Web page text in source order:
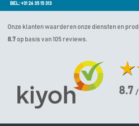
BEL: +31 26 35 15 313
Onze klanten waarderen onze diensten en
8.7 op basis van 105 reviews.
8.7 /